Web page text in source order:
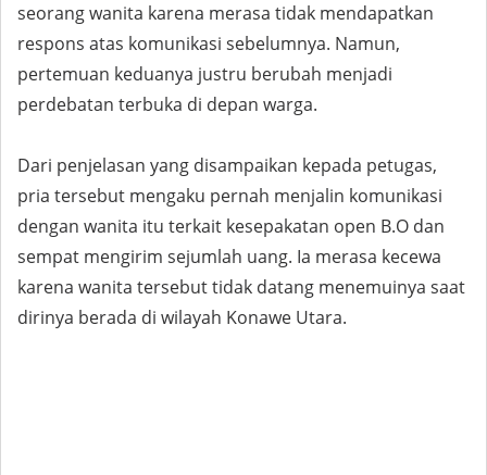
seorang wanita karena merasa tidak mendapatkan
respons atas komunikasi sebelumnya. Namun,
pertemuan keduanya justru berubah menjadi
perdebatan terbuka di depan warga.
Dari penjelasan yang disampaikan kepada petugas,
pria tersebut mengaku pernah menjalin komunikasi
dengan wanita itu terkait kesepakatan open B.O dan
sempat mengirim sejumlah uang. Ia merasa kecewa
karena wanita tersebut tidak datang menemuinya saat
dirinya berada di wilayah Konawe Utara.